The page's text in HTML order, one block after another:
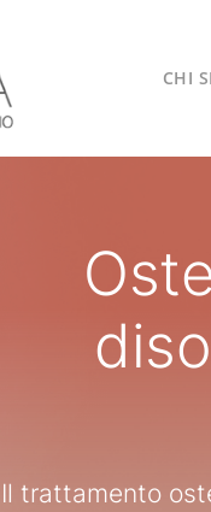
CHI
Il trattamento